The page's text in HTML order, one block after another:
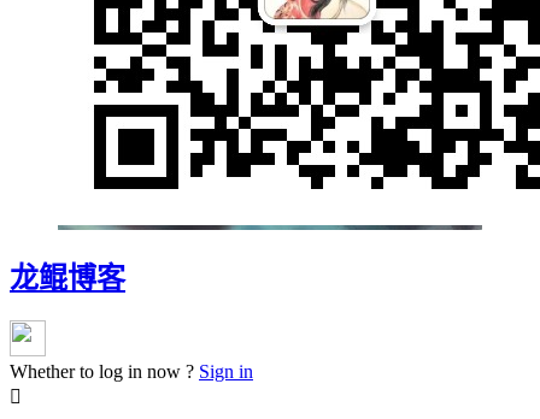
龙鲲博客
Whether to log in now ? Sign in
